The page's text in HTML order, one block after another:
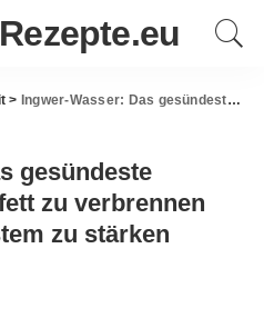
> Ingwer-Wasser: Das gesündeste Getränk um Bauchfett zu verbrennen und das Immunsystem zu stärken
gesündeste
zu verbrennen
zu stärken